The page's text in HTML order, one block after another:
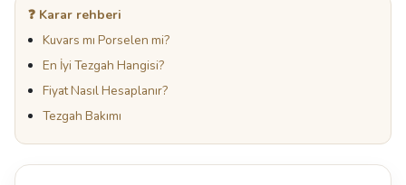
❓ Karar rehberi
Kuvars mı Porselen mi?
En İyi Tezgah Hangisi?
Fiyat Nasıl Hesaplanır?
Tezgah Bakımı